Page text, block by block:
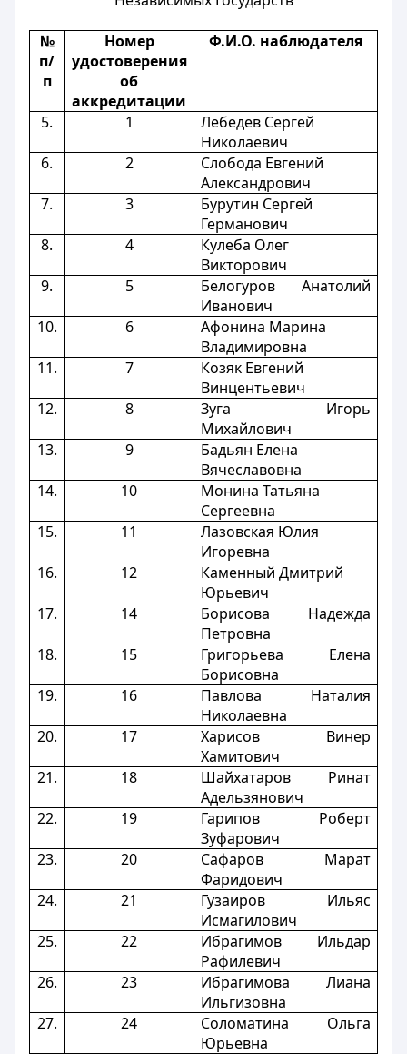
№
п/
п
Номер
удостоверения
об
аккредитации
Ф.И.О. наблюдателя
5. 1
Лебедев Сергей
Николаевич
6.
2
Слобода Евгений
Александрович
7.
3
Бурутин Сергей
Германович
8.
4
Кулеба Олег
Викторович
9.
5
Белогуров Анатолий
Иванович
10.
6
Афонина Марина
Владимировна
11.
7
Козяк Евгений
Винцентьевич
12.
8
Зуга Игорь
Михайлович
13.
9
Бадьян Елена
Вячеславовна
14.
10
Монина Татьяна
Сергеевна
15.
11
Лазовская Юлия
Игоревна
16.
12
Каменный Дмитрий
Юрьевич
17.
14
Борисова Надежда
Петровна
18.
15
Григорьева Елена
Борисовна
19.
16
Павлова Наталия
Николаевна
20.
17
Харисов Винер
Хамитович
21.
18
Шайхатаров Ринат
Адельзянович
22.
19
Гарипов Роберт
Зуфарович
23.
20
Сафаров Марат
Фаридович
24.
21
Гузаиров Ильяс
Исмагилович
25.
22
Ибрагимов Ильдар
Рафилевич
26.
23
Ибрагимова Лиана
Ильгизовна
27.
24
Соломатина Ольга
Юрьевна